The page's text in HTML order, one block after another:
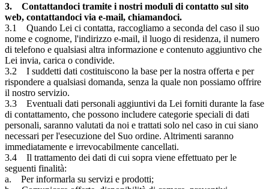
3. Contattandoci tramite i nostri moduli di contatto sul sito
web, contattandoci via e-mail, chiamandoci.
3.1 Quando Lei ci contatta, raccogliamo a seconda del caso il suo
nome e cognome, l'indirizzo e-mail, il luogo di residenza, il numero
di telefono e qualsiasi altra informazione e contenuto aggiuntivo che
Lei invia, carica o condivide.
3.2 I suddetti dati costituiscono la base per la nostra offerta e per
rispondere a qualsiasi domanda, senza la quale non possiamo offrire
il nostro servizio.
3.3 Eventuali dati personali aggiuntivi da Lei forniti durante la fase
di contattamento, che possono includere categorie speciali di dati
personali, saranno valutati da noi e trattati solo nel caso in cui siano
necessari per l'esecuzione del Suo ordine. Altrimenti saranno
immediatamente e irrevocabilmente cancellati.
3.4 Il trattamento dei dati di cui sopra viene effettuato per le
seguenti finalità:
a. Per informarla su servizi e prodotti;